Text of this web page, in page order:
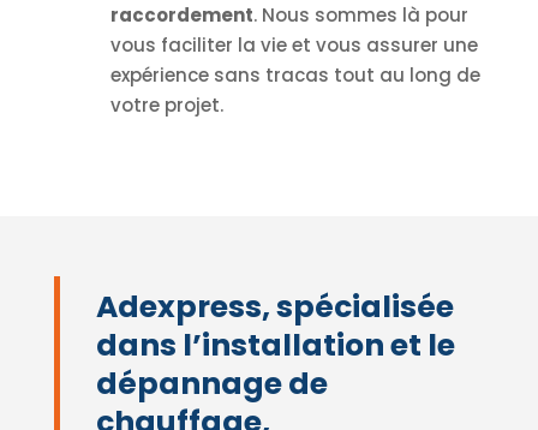
raccordement. Nous sommes là pour
vous faciliter la vie et vous assurer une
expérience sans tracas tout au long de
votre projet.
Adexpress, spécialisée
dans l’installation et le
dépannage de